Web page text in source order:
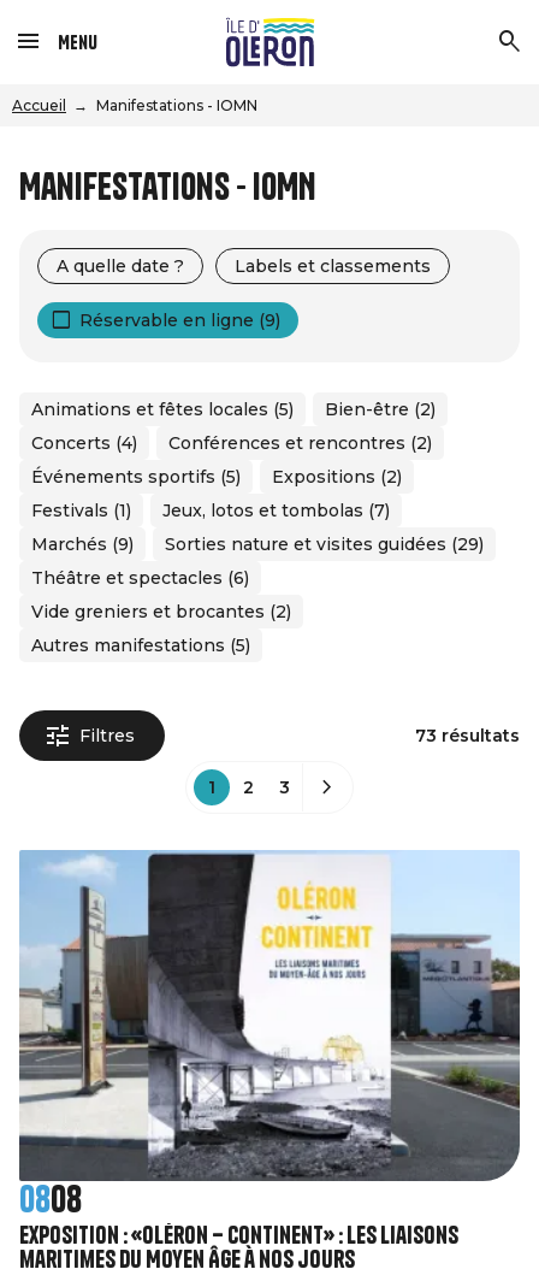
Menu
Accueil Manifestations - IOMN
Manifestations - IOMN
A quelle date ? Labels et classements
Réservable en ligne (9)
Animations et fêtes locales (5)
Bien-être (2)
Concerts (4)
Conférences et rencontres (2)
Événements sportifs (5)
Expositions (2)
Festivals (1)
Jeux, lotos et tombolas (7)
Marchés (9)
Sorties nature et visites guidées (29)
Théâtre et spectacles (6)
Vide greniers et brocantes (2)
Autres manifestations (5)
Filtres 73 résultats
1 2 3
0808
Exposition : «Oléron – Continent» : Les liaisons
maritimes du Moyen Âge à nos jours